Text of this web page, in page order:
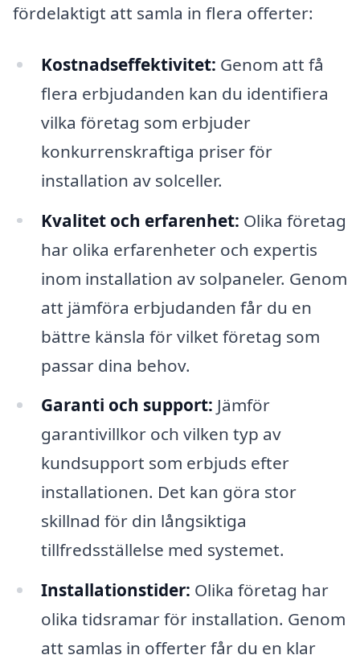
fördelaktigt att samla in flera offerter:
Kostnadseffektivitet: Genom att få
flera erbjudanden kan du identifiera
vilka företag som erbjuder
konkurrenskraftiga priser för
installation av solceller.
Kvalitet och erfarenhet: Olika företag
har olika erfarenheter och expertis
inom installation av solpaneler. Genom
att jämföra erbjudanden får du en
bättre känsla för vilket företag som
passar dina behov.
Garanti och support: Jämför
garantivillkor och vilken typ av
kundsupport som erbjuds efter
installationen. Det kan göra stor
skillnad för din långsiktiga
tillfredsställelse med systemet.
Installationstider: Olika företag har
olika tidsramar för installation. Genom
att samlas in offerter får du en klar